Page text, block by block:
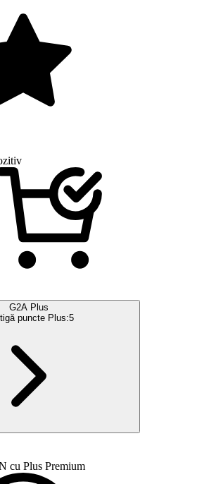
G2A Plus
puncte Plus:5
cu Plus Premium